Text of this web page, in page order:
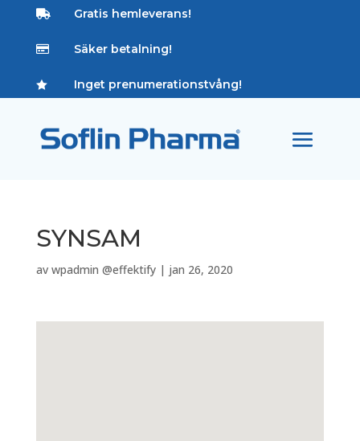
 Gratis hemleverans!
 Säker betalning!
 Inget prenumerationstvång!
SYNSAM
av wpadmin @effektify| jan 26, 2020